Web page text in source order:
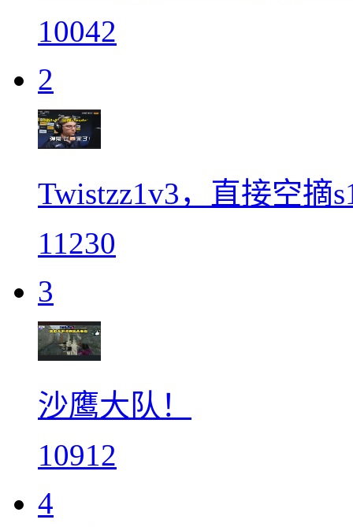
10042
2
Twistzz1v3，直接空摘
11230
3
沙鹰大队！
10912
4